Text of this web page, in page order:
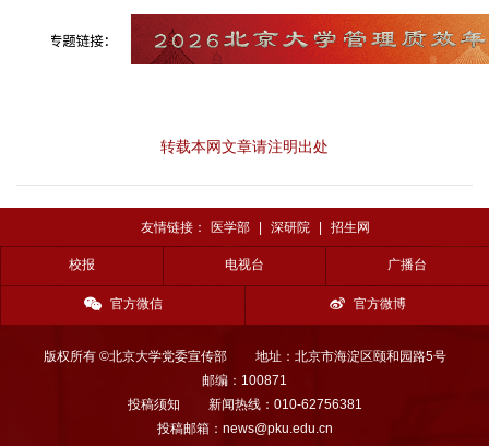
转载本网文章请注明出处
友情链接： 医学部 | 深研院 | 招生网
校报 电视台 广播台
官方微信 官方微博
版权所有 ©北京大学党委宣传部
地址：北京市海淀区颐和园路5号
邮编：100871
投稿须知
新闻热线：010-62756381
投稿邮箱：news@pku.edu.cn